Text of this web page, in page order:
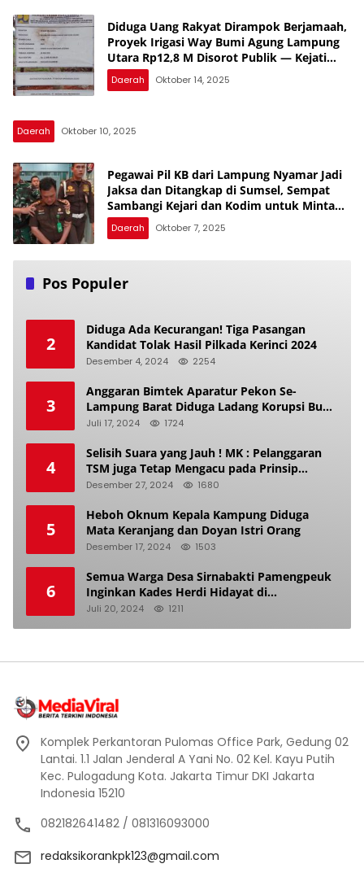
Diduga Uang Rakyat Dirampok Berjamaah,
Proyek Irigasi Way Bumi Agung Lampung
Utara Rp12,8 M Disorot Publik — Kejati
Turun, Tapi Bungkam!
Daerah Oktober 14, 2025
Daerah Oktober 10, 2025
Pegawai Pil KB dari Lampung Nyamar Jadi
Jaksa dan Ditangkap di Sumsel, Sempat
Sambangi Kejari dan Kodim untuk Minta
Pengawalan Temui Bupati
Daerah Oktober 7, 2025
Pos Populer
2
Diduga Ada Kecurangan! Tiga Pasangan
Kandidat Tolak Hasil Pilkada Kerinci 2024
Desember 4, 2024 2254
3
Anggaran Bimtek Aparatur Pekon Se-
Lampung Barat Diduga Ladang Korupsi Buat
Makan Anak Istri
Juli 17, 2024 1724
4
Selisih Suara yang Jauh ! MK : Pelanggaran
TSM juga Tetap Mengacu pada Prinsip
Keadilan Pemilu
Desember 27, 2024 1680
5
Heboh Oknum Kepala Kampung Diduga
Mata Keranjang dan Doyan Istri Orang
Desember 17, 2024 1503
6
Semua Warga Desa Sirnabakti Pamengpeuk
Inginkan Kades Herdi Hidayat di
Berhentikan Dari Jabatan nya
Juli 20, 2024 1211
Komplek Perkantoran Pulomas Office Park, Gedung 02
Lantai. 1.1 Jalan Jenderal A Yani No. 02 Kel. Kayu Putih
Kec. Pulogadung Kota. Jakarta Timur DKI Jakarta
Indonesia 15210
082182641482 / 081316093000
redaksikorankpk123@gmail.com